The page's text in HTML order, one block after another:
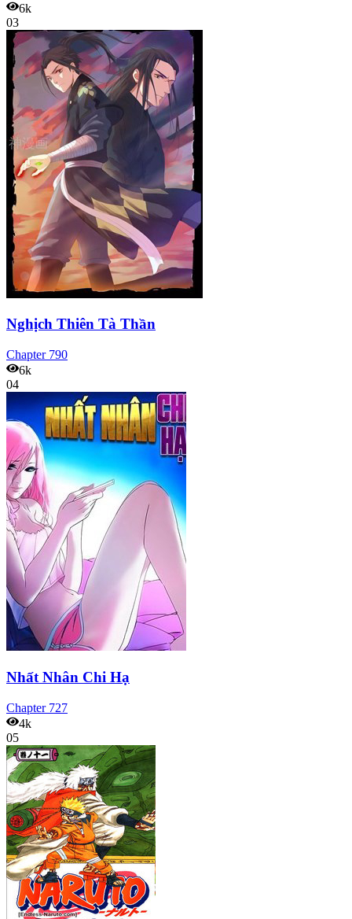
6k
03
Nghịch Thiên Tà Thần
Chapter 790
6k
04
Nhất Nhân Chi Hạ
Chapter 727
4k
05